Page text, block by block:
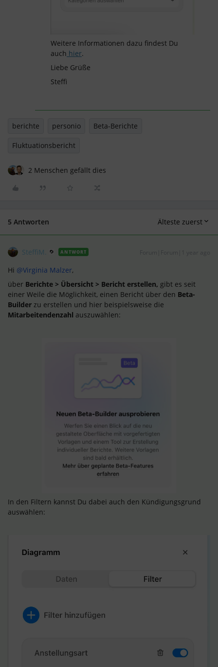
Weitere Informationen dazu findest Du
auch hier.
Liebe Grüße
Steffi
berichte personio Beta-Berichte
Fluktuationsbericht
2 Menschen gefällt dies
5 Antworten Älteste zuerst
SteffiM. ANTWORT
Hi @Virginia Malzer,
über Berichte > Übersicht > Bericht erstellen, gibt es seit
einer Weile die Möglichkeit, einen Bericht über den Beta-
Builder zu erstellen und hier beispielsweise die
Mitarbeitendenzahl auszuwählen:
In den Filtern kannst Du dabei auch den Kündigungsgrund
auswählen: